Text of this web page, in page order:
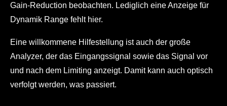
Gain-Reduction beobachten. Lediglich eine Anzeige für
Dynamik Range fehlt hier.
Eine willkommene Hilfestellung ist auch der große
Analyzer, der das Eingangssignal sowie das Signal vor
und nach dem Limiting anzeigt. Damit kann auch optisch
verfolgt werden, was passiert.